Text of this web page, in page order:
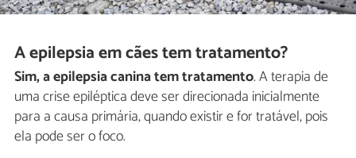
A epilepsia em cães tem tratamento?
Sim, a epilepsia canina tem tratamento. A terapia de
uma crise epiléptica deve ser direcionada inicialmente
para a causa primária, quando existir e for tratável, pois
ela pode ser o foco.